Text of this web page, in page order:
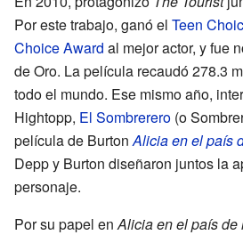
Por este trabajo, ganó el Teen
Choice Award al mejor actor, y fue
de Oro. La película recaudó 278.3
todo el mundo. Ese mismo año,
Hightopp, El Sombrerero (o
película de Burton Alicia en el país
Depp y Burton diseñaron juntos la
personaje.
Por su papel en Alicia en el país de